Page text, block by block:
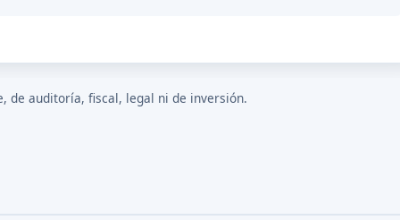
de auditoría, fiscal, legal ni de inversión.